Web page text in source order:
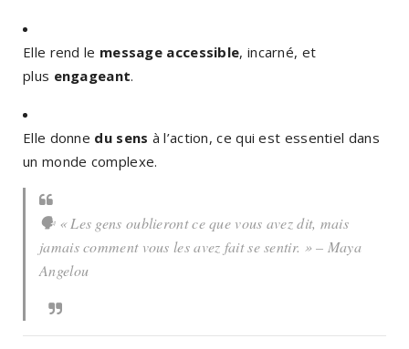
Elle rend le message accessible, incarné, et
plus engageant.
Elle donne du sens à l’action, ce qui est essentiel dans
un monde complexe.
🗣️ « Les gens oublieront ce que vous avez dit, mais
jamais comment vous les avez fait se sentir. » – Maya
Angelou